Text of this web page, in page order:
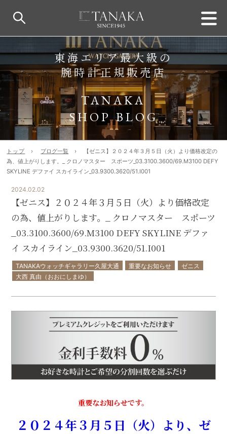
東海エリア最大級の
腕時計正規販売店
TANAKA
SHOP BLOG
トップ ブログ一覧
【ゼニス】２０２４年３月５日（火）より価格改定の
為、値上がりします。_ クロノマスター スポーツ_03.3100.3600/69.M3100 DEFY
SKYLINE デファイ スカイライン_03.9300.3620/51.I001
2024.02.02
【ゼニス】２０２４年３月５日（火）より価格改定
の為、値上がりします。_ クロノマスター スポーツ
_03.3100.3600/69.M3100 DEFY SKYLINE デファ
イ スカイライン_03.9300.3620/51.I001
TANAKAウォッチギャラリー久屋大通 重要なお知らせ
ゼニス
大西 真由（おおにしまゆ）
重要なお知らせです。
２０２４年３月５日（火）より、ゼ